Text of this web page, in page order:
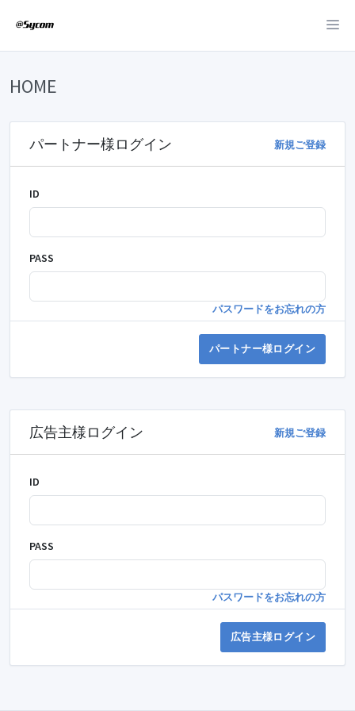
HOME
パートナー様ログイン 新規ご登録
ID
PASS
パスワードをお忘れの方
広告主様ログイン 新規ご登録
ID
PASS
パスワードをお忘れの方